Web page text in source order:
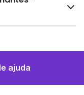
. Faça sua
ajuda